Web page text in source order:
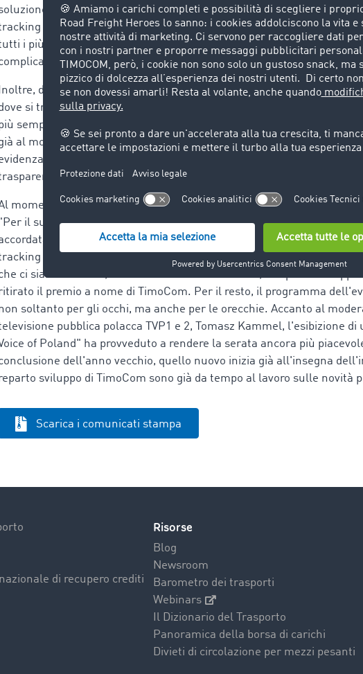
è in grado di garantire ai suoi utenti. TC eMap®non è
collegata a una borsa di carichi, ma è anche la prima
i più diffusi sistemi di localizzazione satellitare su un'unica
passaggio tra diverse applicazioni telematiche che le
Inoltre, dopo aver ottenuto la relativa abilitazione, i gestori dei servizi
si trovano i loro veicoli su un'unica schermata. Oltre a un flusso
semplice da gestire, la soluzione offre ulteriori vantaggi per le
al momento dell'immissione dei mezzi nella borsa di carichi, le
che i loro veicoli sono rintracciabili tramite TC eMap
®
,
momento sono già 70 le interfacce disponibili per i diversi provider
il successo di TC eMap
dobbiamo ringraziare naturalmente i
ma anche e innanzitutto i nostri numerosi provider
volevamo offrire un prodotto nuovo e utile per il settore e
ci siamo riusciti", ha dichiarato Dariusz Korbut, a capo della
il premio a nome di TimoCom. Per il resto, il programma
soltanto per gli occhi, ma anche per le orecchie. Accanto al
pubblica polacca TVP1 e 2, Tomasz Kammel, l'esibizione
of Poland" ha provveduto a rendere la serata ancora più
dell'anno vecchio, quello nuovo inizia già all'insegna
sviluppo di TimoCom sono già da tempo al lavoro sulle novità
Scarica i comunicati stampa
di recupero crediti
Risorse
Blog
Newsroom
Barometro dei trasporti
Webinars
Il Dizionario del Trasporto
Panoramica della borsa di carichi
Divieti di circolazione per mezzi pesanti